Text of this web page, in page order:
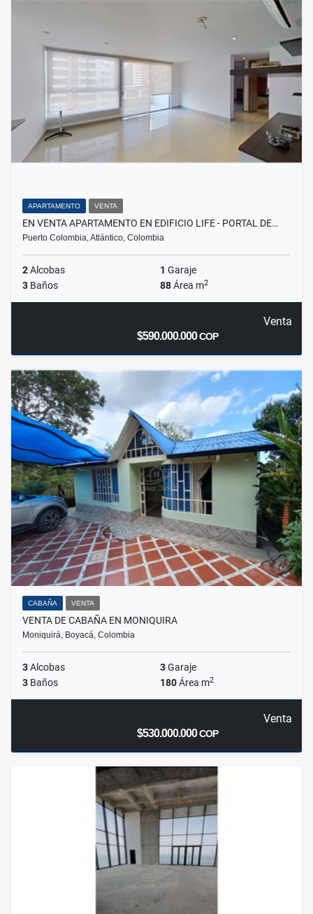
APARTAMENTO VENTA
EN VENTA APARTAMENTO EN EDIFICIO LIFE - PORTAL DE…
Puerto Colombia, Atlántico, Colombia
2Alcobas 1 Garaje
3 Baños 88Área m2
Venta
$590.000.000COP
CABAÑA VENTA
VENTA DE CABAÑA EN MONIQUIRA
Moniquirá, Boyacá, Colombia
3Alcobas 3Garaje
3 Baños 180Área m2
Venta
$530.000.000COP